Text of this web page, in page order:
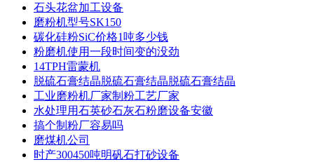
石头花盆加工设备
磨粉机型号SK150
碳化硅粉SiC价格1吨多少钱
粉磨机使用一段时间变的没劲
14TPH雷蒙机
脱硫石膏结晶脱硫石膏结晶脱硫石膏结晶
工业磨粉机厂家制粉工艺厂家
水处理用石英砂石灰石粉磨设备安徽
搞个制粉厂容易吗
磨煤机公司
时产300450吨明矾石打砂设备